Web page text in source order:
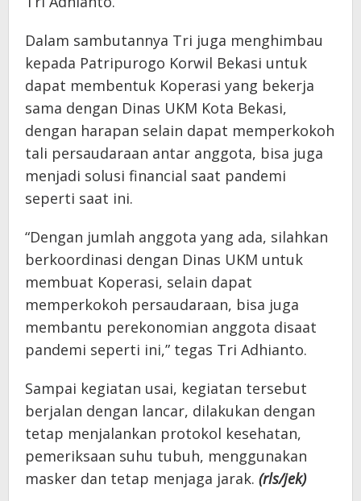
Dalam sambutannya Tri juga menghimbau
kepada Patripurogo Korwil Bekasi untuk
dapat membentuk Koperasi yang bekerja
sama dengan Dinas UKM Kota Bekasi,
dengan harapan selain dapat memperkokoh
tali persaudaraan antar anggota, bisa juga
menjadi solusi financial saat pandemi
seperti saat ini.
“Dengan jumlah anggota yang ada, silahkan
berkoordinasi dengan Dinas UKM untuk
membuat Koperasi, selain dapat
memperkokoh persaudaraan, bisa juga
membantu perekonomian anggota disaat
pandemi seperti ini,” tegas Tri Adhianto.
Sampai kegiatan usai, kegiatan tersebut
berjalan dengan lancar, dilakukan dengan
tetap menjalankan protokol kesehatan,
pemeriksaan suhu tubuh, menggunakan
masker dan tetap menjaga jarak. (rls/jek)